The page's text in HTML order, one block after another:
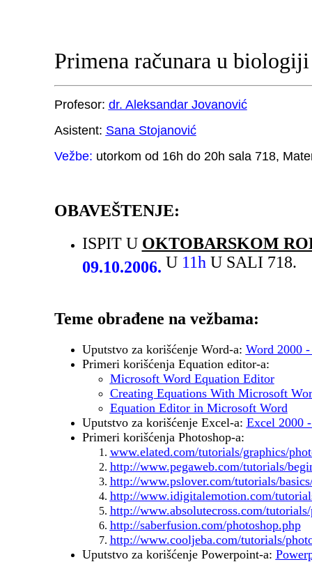
Primena računara u biologiji
Profesor: dr. Aleksandar Jovanović
Asistent: Sana Stojanović
Vežbe: utorkom od 16h do 20h sala 718,
OBAVEŠTENJE:
ISPIT U OKTOBARSKOM
09.10.2006. U 11h U SALI 718.
Teme obrađene na vežbama:
Uputstvo za korišćenje Word-a: Word 2000
Primeri korišćenja Equation editor-a:
Microsoft Word Equation Editor
Creating Equations With Microsoft
Equation Editor in Microsoft Word
Uputstvo za korišćenje Excel-a: Excel 2000
Primeri korišćenja Photoshop-a:
www.elated.com/tutorials/graphics/
http://www.pegaweb.com/tutorials/
http://www.pslover.com/tutorials/
http://www.idigitalemotion.com/
http://www.absolutecross.com/
http://saberfusion.com/photoshop.php
http://www.cooljeba.com/tutorials/
Uputstvo za korišćenje Powerpoint-a: